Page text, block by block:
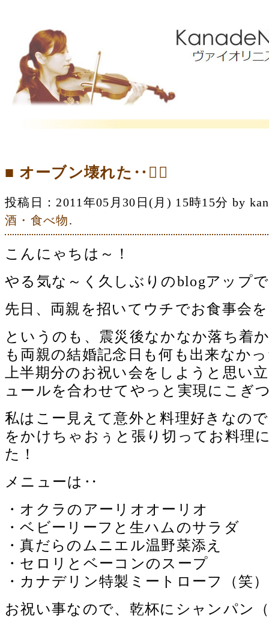
■ オーブン壊れた‥
投稿日：2011年05月30日(月) 15時15分 by
酒・食べ物.
こんにゃちは～！
やる気な～く久しぶりのblogアップ
先日、両親を招いてウチでお食事会
というのも、震災後なかなか落ち着
も両親の結婚記念日も何も出来なか
上半期分のお祝い会をしようと思い
ュールを合わせてやっと実現にこぎ
私はこー見えて意外と料理好きなの
をかけちゃおぅと張り切ってお料理
た！
メニューは‥
・オクラのアーリオオーリオ
・ベビーリーフと生ハムのサラダ
・真だらのムニエル温野菜添え
・セロリとベーコンのスープ
・カナデリン特製ミートローフ（笑）
お祝い事なので、乾杯にシャンパン